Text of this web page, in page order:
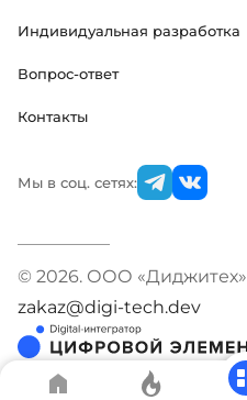
Индивидуальная разработка
Вопрос-ответ
Контакты
Мы в соц. сетях:
© 2026. ООО «Диджитех»
zakaz@digi-tech.dev